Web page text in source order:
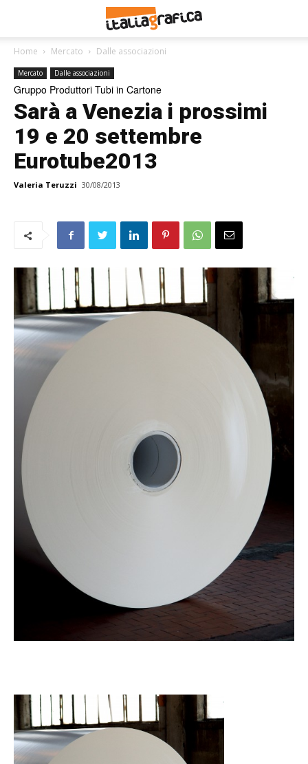
Home Mercato Dalle associazioni
Mercato Dalle associazioni
Gruppo Produttori Tubi in Cartone
Sarà a Venezia i prossimi
19 e 20 settembre
Eurotube2013
Valeria Teruzzi 30/08/2013